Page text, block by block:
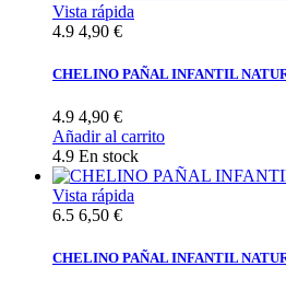
Vista rápida
4.9 4,90 €
CHELINO PAÑAL INFANTIL
4.9 4,90 €
Añadir al carrito
4.9 En stock
Vista rápida
6.5 6,50 €
CHELINO PAÑAL INFANTIL